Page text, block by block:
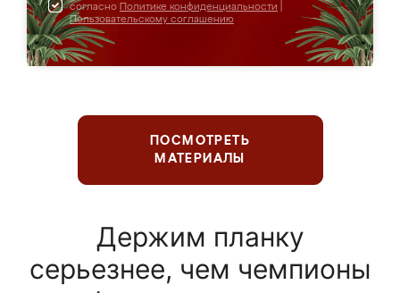
согласно Политике конфиденциальности
Пользовательскому соглашению
ПОСМОТРЕТЬ
МАТЕРИАЛЫ
Держим планку
серьезнее, чем чемпионы